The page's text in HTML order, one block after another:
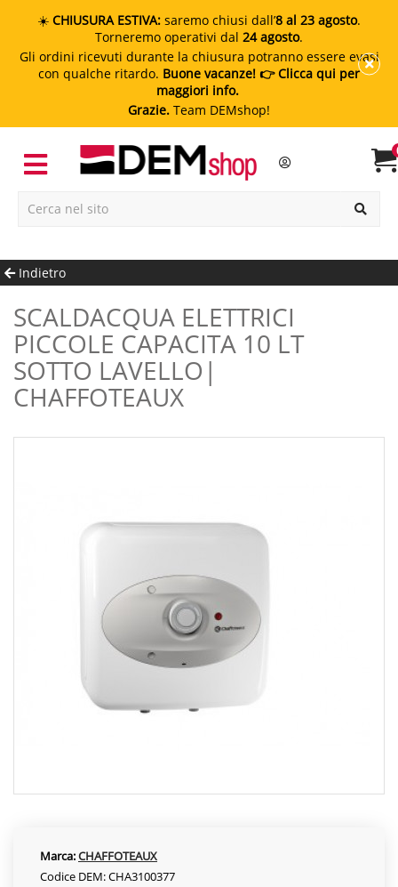
☀️ CHIUSURA ESTIVA: saremo chiusi dall’8 al 23 agosto.
Torneremo operativi dal 24 agosto.
Gli ordini ricevuti durante la chiusura potranno essere evasi
con qualche ritardo. Buone vacanze! 👉 Clicca qui per
maggiori info.
Grazie. Team DEMshop!
Indietro
SCALDACQUA ELETTRICI
PICCOLE CAPACITA 10 LT
SOTTO LAVELLO|
CHAFFOTEAUX
Marca:CHAFFOTEAUX
Codice DEM: CHA3100377